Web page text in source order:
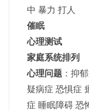
中 暴力 打人
催眠
心理测试
家庭系统排列
心理问题 ：抑
疑病症 恐惧症
症 睡眠障碍 恐